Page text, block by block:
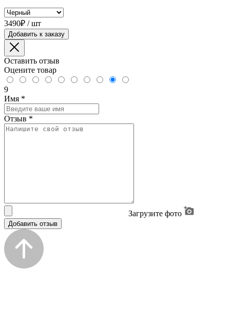
3490₽ / шт
Добавить к заказу
Оставить отзыв
Оцените товар
9
Имя *
Отзыв *
Загрузите фото
Добавить отзыв